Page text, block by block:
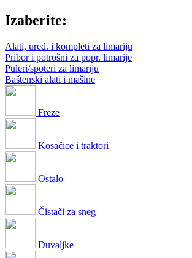
Izaberite:
Alati, uređ. i kompleti za limariju
Pribor i potrošni za popr. limarije
Puleri/spoteri za limariju
Baštenski alati i mašine
Freze
Kosačice i traktori
Ostalo
Čistači za sneg
Duvaljke